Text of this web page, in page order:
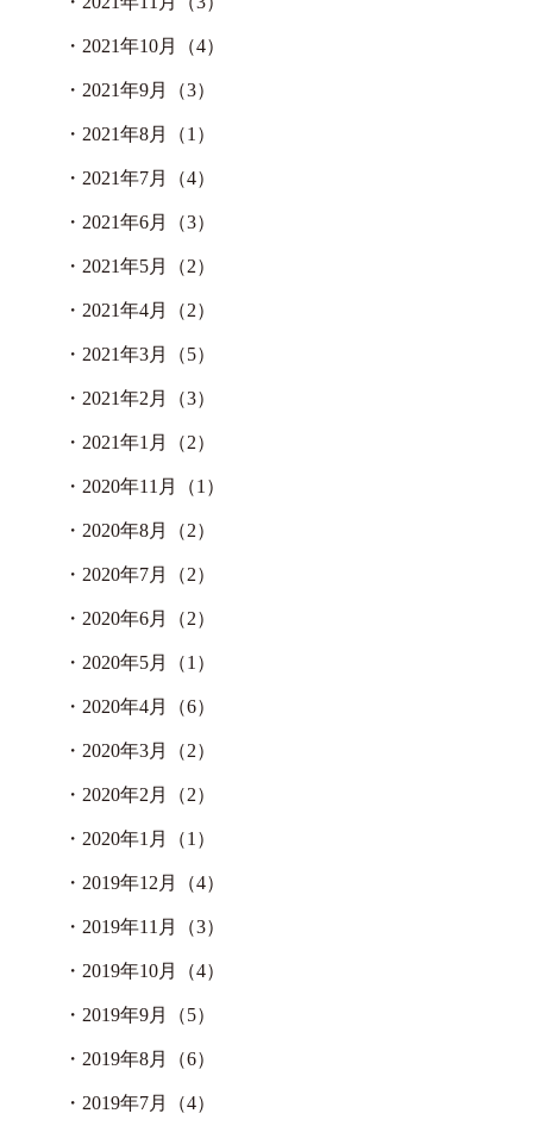
・ 2021年10月（4）
・ 2021年9月（3）
・ 2021年8月（1）
・ 2021年7月（4）
・ 2021年6月（3）
・ 2021年5月（2）
・ 2021年4月（2）
・ 2021年3月（5）
・ 2021年2月（3）
・ 2021年1月（2）
・ 2020年11月（1）
・ 2020年8月（2）
・ 2020年7月（2）
・ 2020年6月（2）
・ 2020年5月（1）
・ 2020年4月（6）
・ 2020年3月（2）
・ 2020年2月（2）
・ 2020年1月（1）
・ 2019年12月（4）
・ 2019年11月（3）
・ 2019年10月（4）
・ 2019年9月（5）
・ 2019年8月（6）
・ 2019年7月（4）